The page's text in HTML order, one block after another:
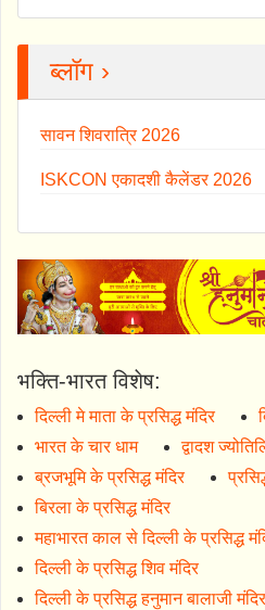
ब्लॉग ›
सावन शिवरात्रि 2026
ISKCON एकादशी कैलेंडर 2026
भक्ति-भारत विशेष:
दिल्ली मे माता के प्रसिद्ध मंदिर
भारत के चार धाम
द्वादश
ब्रजभूमि के प्रसिद्ध मंदिर
बिरला के प्रसिद्ध मंदिर
महाभारत काल से दिल्ली के प्रसिद्ध
दिल्ली के प्रसिद्ध शिव मंदिर
दिल्ली के प्रसिद्ध हनुमान बालाजी मंदिर